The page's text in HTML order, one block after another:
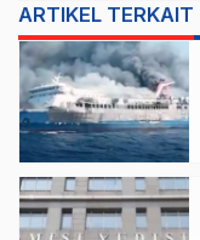
ARTIKEL TERKAIT